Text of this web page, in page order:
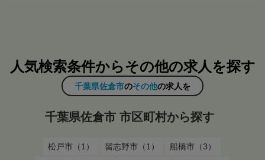
人気検索条件からその他の求人を探す
千葉県佐倉市のその他の求人を
千葉県佐倉市 市区町村から探す
松戸市（1） 習志野市（1）
船橋市（3）